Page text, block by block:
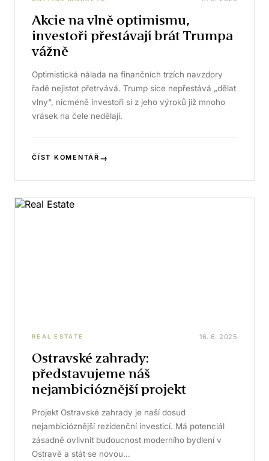
Akcie na vlně optimismu,
investoři přestávají brát Trumpa
vážně
Optimistická nálada na finančních trzích navzdory
řadě nejistot přetrvává. Trump sice nepřestává „dělat
vlny“, nicméně investoři si z jeho výroků již mnoho
vrásek na čele nedělají.
ČÍST KOMENTÁŘ →
REAL ESTATE 16. 6. 2025
Ostravské zahrady:
představujeme náš
nejambicióznější projekt
Projekt Ostravské zahrady je naší dosud
nejambicióznější rezidenční investicí. Má potenciál
zásadně ovlivnit budoucnost moderního bydlení v
Ostravě a stát se novou…